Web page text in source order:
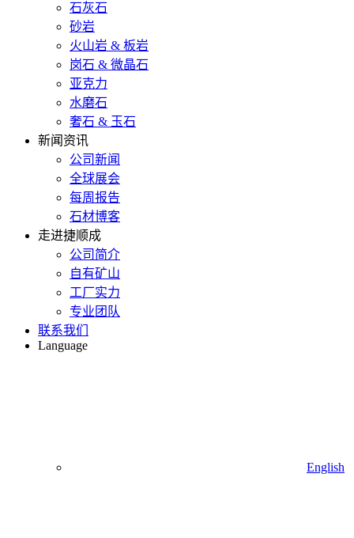
石灰石
砂岩
火山岩 & 板岩
岗石 & 微晶石
亚克力
水磨石
奢石 & 玉石
新闻资讯
公司新闻
全球展会
每周报告
石材博客
走进捷顺成
公司简介
自有矿山
工厂实力
专业团队
联系我们
Language
English